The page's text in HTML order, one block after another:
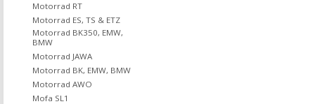
Motorrad RT
Motorrad ES, TS & ETZ
Motorrad BK350, EMW,
BMW
Motorrad JAWA
Motorrad BK, EMW, BMW
Motorrad AWO
Mofa SL1